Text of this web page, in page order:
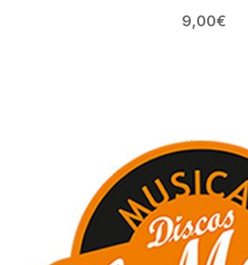
9,00€